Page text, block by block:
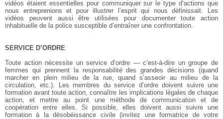
vidéos étaient essentielles pour communiquer sur le type d’actions que
nous entreprenions et pour illustrer l’esprit qui nous définissait. Les
vidéos peuvent aussi être utilisées pour documenter toute action
inhabituelle de la police susceptible d’entraîner une confrontation.
SERVICE D’ORDRE
Toute action nécessite un service d’ordre — c’est-à-dire un groupe de
femmes qui prennent la responsabilité des grandes décisions (quand
marcher en plein milieu de la rue, quand s’asseoir au milieu de la
circulation, etc.). Les membres du service d’ordre doivent suivre une
formation avant toute action, connaître les implications légales de chaque
action, et mettre au point une méthode de communication et de
coopération entre elles. Si possible, elles doivent aussi suivre une
formation à la désobéissance civile (invitez une formatrice de votre